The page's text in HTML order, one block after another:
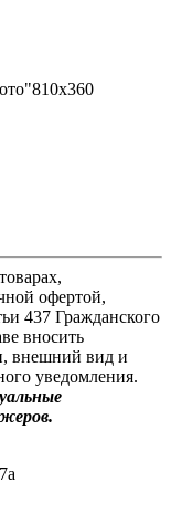
офертой,
437 Гражданского
вносить
внешний вид и
уведомления.